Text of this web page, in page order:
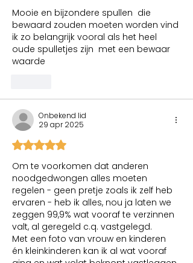
Mooie en bijzondere spullen  die
bewaard zouden moeten worden vind
ik zo belangrijk vooral als het heel
oude spulletjes zijn  met een bewaar
waarde
Onbekend lid
29 apr 2025
Beoordeeld met 5 uit 5 sterren.
Om te voorkomen dat anderen
noodgedwongen alles moeten
regelen - geen pretje zoals ik zelf heb
ervaren - heb ik alles, nou ja laten we
zeggen 99,9% wat vooraf te verzinnen
valt, al geregeld c.q. vastgelegd.
Met een foto van vrouw en kinderen
én kleinkinderen kan ik al wat vooraf